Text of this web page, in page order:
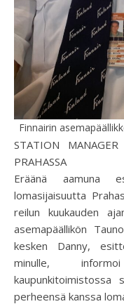
Finnairin
STATION
PRAHASSA
Eräänä aamuna
lomasijaisuutta
reilun kuukauden
asemapäällikön
kesken Danny,
minulle,
kaupunkitoimistossa
perheensä kanssa